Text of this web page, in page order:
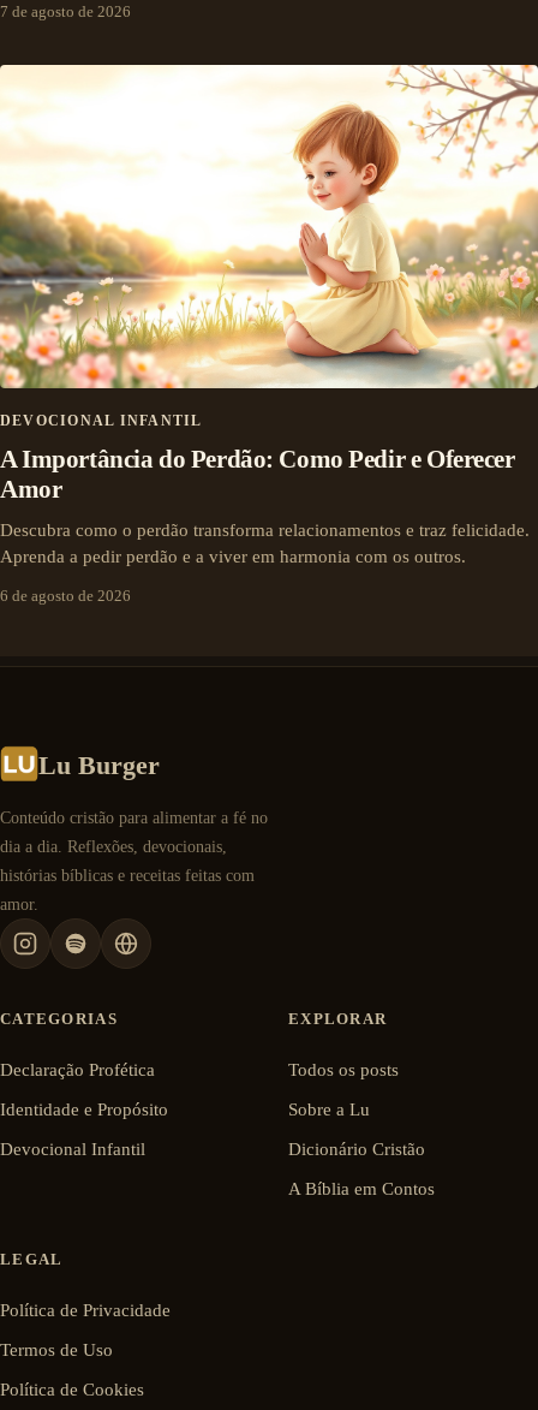
7 de agosto de 2026
DEVOCIONAL INFANTIL
A Importância do Perdão: Como Pedir e Oferecer
Amor
Descubra como o perdão transforma relacionamentos e traz felicidade.
Aprenda a pedir perdão e a viver em harmonia com os outros.
6 de agosto de 2026
Lu Burger
Conteúdo cristão para alimentar a fé no
dia a dia. Reflexões, devocionais,
histórias bíblicas e receitas feitas com
amor.
CATEGORIAS
Declaração Profética
Identidade e Propósito
Devocional Infantil
EXPLORAR
Todos os posts
Sobre a Lu
Dicionário Cristão
A Bíblia em Contos
LEGAL
Política de Privacidade
Termos de Uso
Política de Cookies